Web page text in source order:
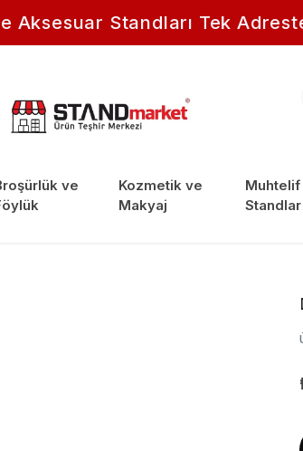
Aksesuar Standları Tek
ve
Kozmetik ve
Makyaj
Muhtelif
Standlar